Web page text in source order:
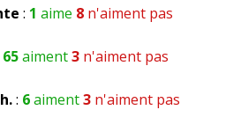
: 1 aime 8 n'aiment pas
65aiment3 n'aiment pas
: 6aiment3 n'aiment pas